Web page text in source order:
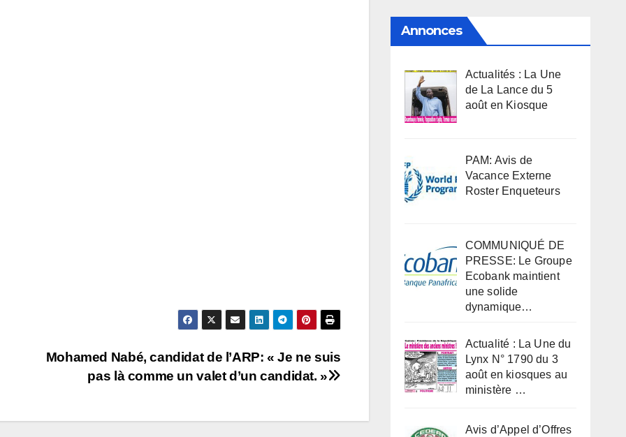
Mohamed Nabé, candidat de l’ARP: « Je ne suis
pas là comme un valet d’un candidat. »
Annonces
Actualités : La Une
de La Lance du 5
août en Kiosque
PAM: Avis de
Vacance Externe
Roster Enqueteurs
COMMUNIQUÉ DE
PRESSE: Le Groupe
Ecobank maintient
une solide
dynamique…
Actualité : La Une du
Lynx N° 1790 du 3
août en kiosques au
ministère …
Avis d’Appel d’Offres